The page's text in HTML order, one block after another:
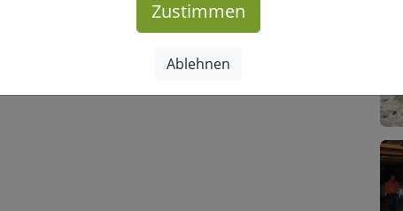
Zustimmen
Ablehnen